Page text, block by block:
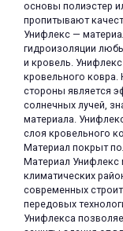
основы полиэстер
пропитывают
Унифлекс —
гидроизоляции
и кровель.
кровельного ковра.
стороны является
солнечных лучей,
материала.
слоя кровельного
Материал покрыт
Материал Унифлекс
климатических
современных
передовых
Унифлекса